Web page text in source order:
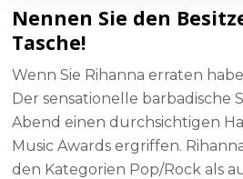
Nennen Sie den
Tasche!
Wenn Sie Rihanna erraten
Der sensationelle barbadische
Abend einen durchsichtigen
Music Awards ergriffen.
den Kategorien Pop/Rock als